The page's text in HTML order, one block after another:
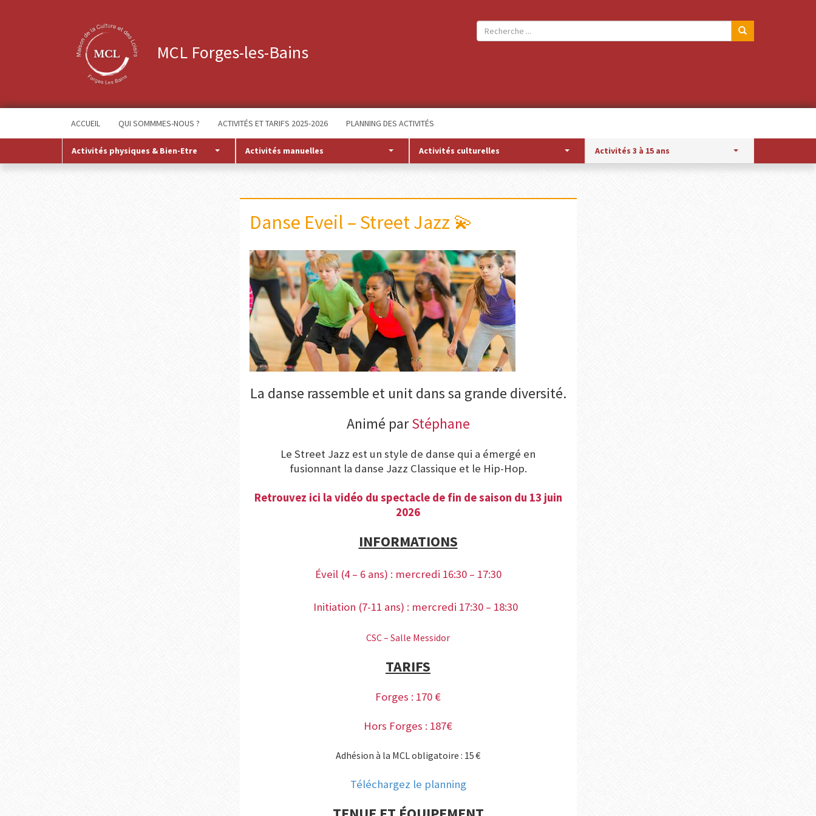
MCL Forges-les-Bains
ACCUEIL QUI SOMMMES-NOUS ? ACTIVITÉS ET TARIFS 2025-2026 PLANNING DES ACTIVITÉS
Activités physiques & Bien-Etre Activités manuelles Activités culturelles Activités 3 à 15 ans
Danse Eveil – Street Jazz 💫
La danse rassemble et unit dans sa grande diversité.
Animé parStéphane
Le Street Jazz est un style de danse qui a émergé en
fusionnant la danse Jazz Classique et le Hip-Hop.
Retrouvez ici la vidéo du spectacle de fin de saison du 13 juin
2026
INFORMATIONS
Éveil (4 – 6 ans) : mercredi 16:30 – 17:30
Initiation (7-11 ans) : mercredi 17:30 – 18:30
CSC – Salle Messidor
TARIFS
Forges : 170 €
Hors Forges : 187€
Adhésion à la MCL obligatoire : 15 €
Téléchargez le planning